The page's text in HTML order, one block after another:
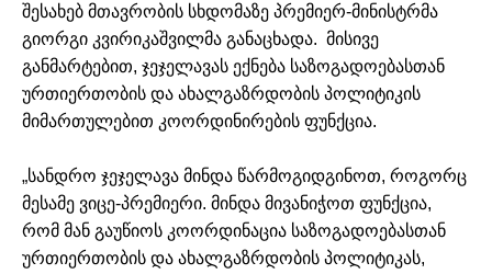
შესახებ მთავრობის სხდომაზე პრემიერ-მინისტრმა
გიორგი კვირიკაშვილმა განაცხადა. მისივე
განმარტებით, ჯეჯელავას ექნება საზოგადოებასთან
ურთიერთობის და ახალგაზრდობის პოლიტიკის
მიმართულებით კოორდინირების ფუნქცია.
„სანდრო ჯეჯელავა მინდა წარმოგიდგინოთ, როგორც
მესამე ვიცე-პრემიერი. მინდა მივანიჭოთ ფუნქცია,
რომ მან გაუწიოს კოორდინაცია საზოგადოებასთან
ურთიერთობის და ახალგაზრდობის პოლიტიკას,